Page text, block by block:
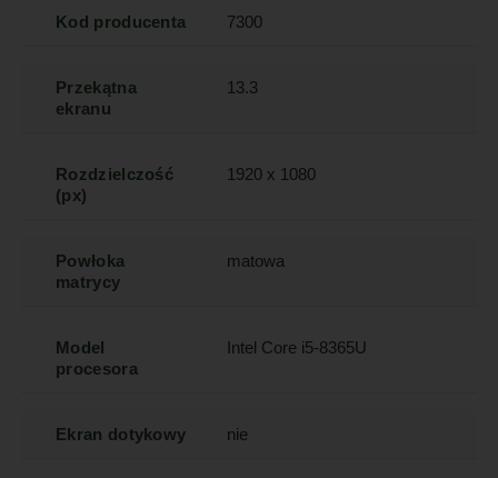
Kod producenta 7300
Przekątna
ekranu
13.3
Rozdzielczość
(px)
1920 x 1080
Powłoka
matrycy
matowa
Model
procesora
Intel Core i5-8365U
Ekran dotykowy nie